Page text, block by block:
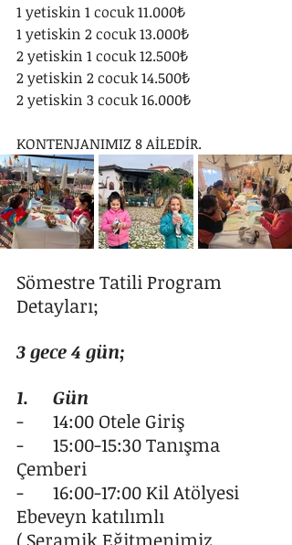
1 yetiskin 1 cocuk 11.000₺
1 yetiskin 2 cocuk 13.000₺
2 yetiskin 1 cocuk 12.500₺
2 yetiskin 2 cocuk 14.500₺
2 yetiskin 3 cocuk 16.000₺
KONTENJANIMIZ 8 AİLEDİR.
Sömestre Tatili Program
Detayları;
3 gece 4 gün;
1.	Gün
-	14:00 Otele Giriş
-	15:00-15:30 Tanışma
Çemberi
-	16:00-17:00 Kil Atölyesi
Ebeveyn katılımlı
( Seramik Eğitmenimiz